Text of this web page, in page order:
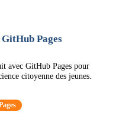
Pages
avec GitHub Pages pour
citoyenne des jeunes.